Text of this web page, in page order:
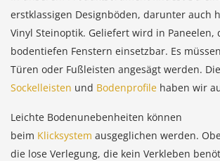
erstklassigen Designböden, darunter auch
Vinyl Steinoptik. Geliefert wird in Paneelen,
bodentiefen Fenstern einsetzbar. Es
Türen oder Fußleisten angesägt werden.
Sockelleisten und Bodenprofile haben wir
Leichte Bodenunebenheiten können
beim Klicksystem ausgeglichen werden.
die lose Verlegung, die kein Verkleben